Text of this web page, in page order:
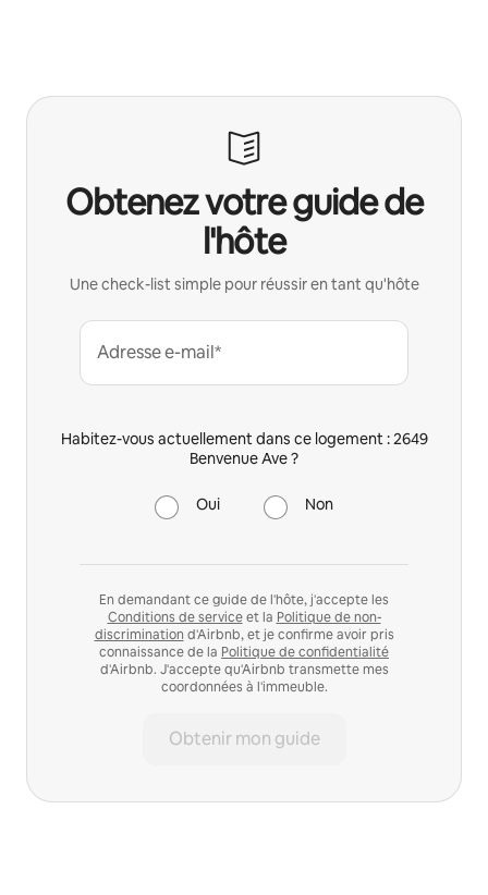
Obtenez votre guide de
l'hôte
Une check-list simple pour réussir en tant qu'hôte
Adresse e-mail*
Habitez-vous actuellement dans ce logement : 2649
Benvenue Ave ?
Oui Non
En demandant ce guide de l'hôte, j'accepte les
Conditions de serviceet la Politique de non-
discrimination d'Airbnb, et je confirme avoir pris
connaissance de la Politique de confidentialité
d'Airbnb. J'accepte qu'Airbnb transmette mes
coordonnées à l'immeuble.
Obtenir mon guide